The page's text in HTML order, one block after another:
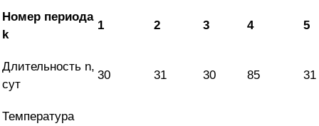
Номер периода
k
1 2 3 4 5
Длительность n,
сут
30 31 30 85 31
Температура